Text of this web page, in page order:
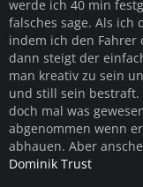
werde ich 40 min
falsches sage. Als ich
indem ich den Fahrer
dann steigt der
man kreativ zu sein
und still sein bestraft.
doch mal was
abgenommen wenn
abhauen. Aber
Dominik Trust